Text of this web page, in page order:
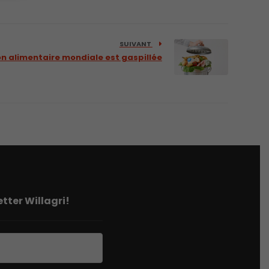
SUIVANT
alimentaire mondiale est gaspillée
Willagri!